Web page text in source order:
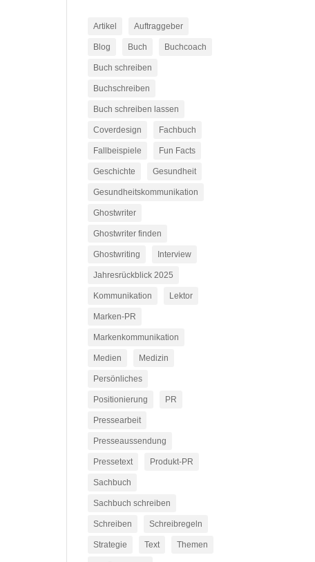
Artikel Auftraggeber
Blog Buch Buchcoach
Buch schreiben
Buchschreiben
Buch schreiben lassen
Coverdesign Fachbuch
Fallbeispiele Fun Facts
Geschichte Gesundheit
Gesundheitskommunikation
Ghostwriter
Ghostwriter finden
Ghostwriting Interview
Jahresrückblick 2025
Kommunikation Lektor
Marken-PR
Markenkommunikation
Medien Medizin
Persönliches
Positionierung PR
Pressearbeit
Presseaussendung
Pressetext Produkt-PR
Sachbuch
Sachbuch schreiben
Schreiben Schreibregeln
Strategie Text Themen